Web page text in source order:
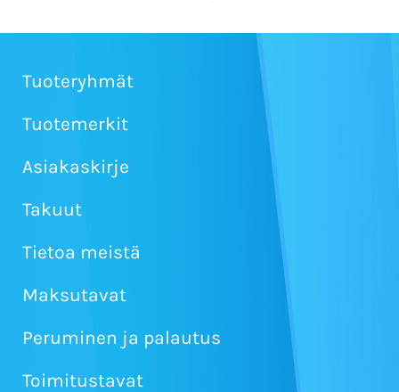
Tuoteryhmät
Tuotemerkit
Asiakaskirje
Takuut
Tietoa meistä
Maksutavat
Peruminen ja palautus
Toimitustavat